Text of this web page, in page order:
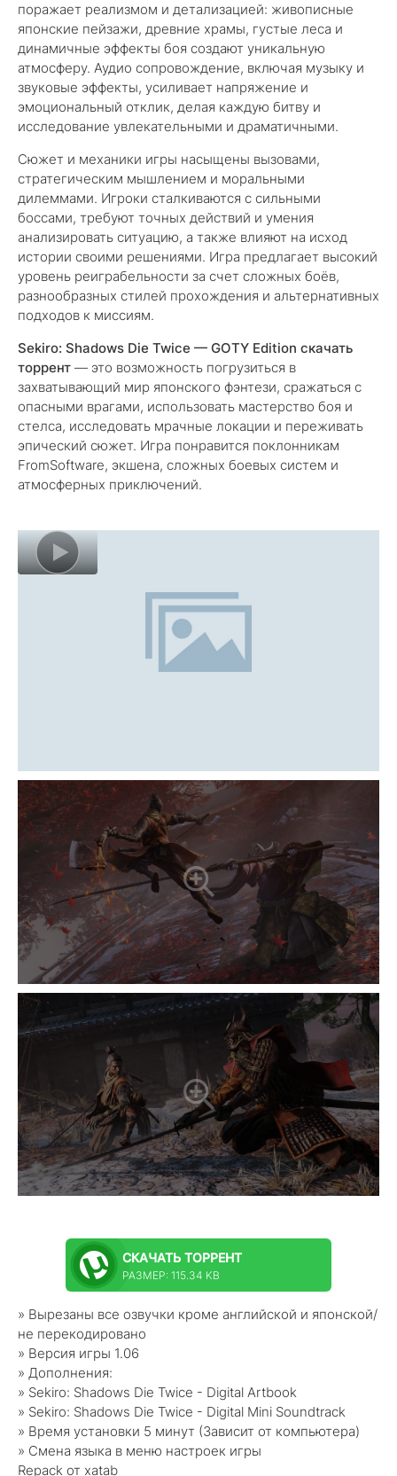
поражает реализмом и детализацией: живописные
японские пейзажи, древние храмы, густые леса и
динамичные эффекты боя создают уникальную
атмосферу. Аудио сопровождение, включая музыку и
звуковые эффекты, усиливает напряжение и
эмоциональный отклик, делая каждую битву и
исследование увлекательными и драматичными.
Сюжет и механики игры насыщены вызовами,
стратегическим мышлением и моральными
дилеммами. Игроки сталкиваются с сильными
боссами, требуют точных действий и умения
анализировать ситуацию, а также влияют на исход
истории своими решениями. Игра предлагает высокий
уровень реиграбельности за счет сложных боёв,
разнообразных стилей прохождения и альтернативных
подходов к миссиям.
Sekiro: Shadows Die Twice — GOTY Edition скачать
торрент — это возможность погрузиться в
захватывающий мир японского фэнтези, сражаться с
опасными врагами, использовать мастерство боя и
стелса, исследовать мрачные локации и переживать
эпический сюжет. Игра понравится поклонникам
FromSoftware, экшена, сложных боевых систем и
атмосферных приключений.
СКАЧАТЬ ТОРРЕНТ
РАЗМЕР: 115.34 KB
» Вырезаны все озвучки кроме английской и японской/
не перекодировано
» Версия игры 1.06
» Дополнения:
» Sekiro: Shadows Die Twice - Digital Artbook
» Sekiro: Shadows Die Twice - Digital Mini Soundtrack
» Время установки 5 минут (Зависит от компьютера)
» Смена языка в меню настроек игры
Repack от xatab